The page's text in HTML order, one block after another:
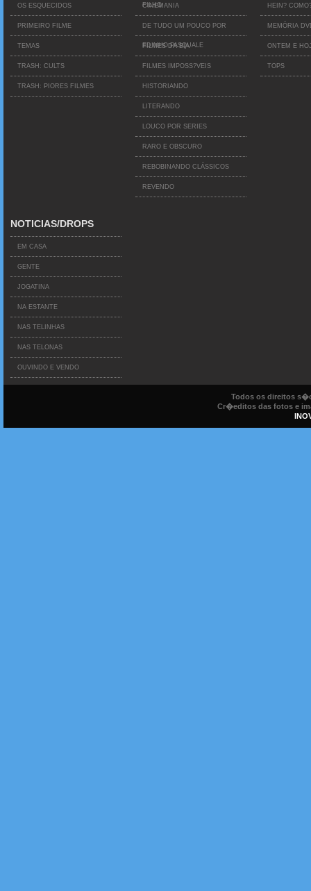
OS ESQUECIDOS
PRIMEIRO FILME
TEMAS
TRASH: CULTS
TRASH: PIORES FILMES
FILHO
CINEMANIA
DE TUDO UM POUCO POR
EDINHO PASQUALE
FILMES DA BIA
FILMES IMPOSS?VEIS
HISTORIANDO
LITERANDO
LOUCO POR SERIES
RARO E OBSCURO
REBOBINANDO CLÁSSICOS
REVENDO
HEIN?
MEMÓRIA
ONTEM E
TOPS
NOTICIAS/DROPS
EM CASA
GENTE
JOGATINA
NA ESTANTE
NAS TELINHAS
NAS TELONAS
OUVINDO E VENDO
Todos os direitos
Cr�editos das fotos e